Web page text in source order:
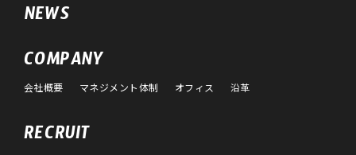
NEWS
COMPANY
会社概要 マネジメント体制 オフィス 沿革
RECRUIT